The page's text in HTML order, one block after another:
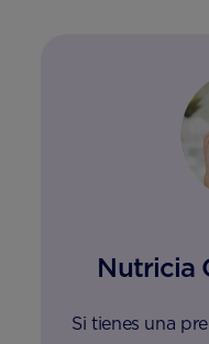
Nutricia
Si tienes una